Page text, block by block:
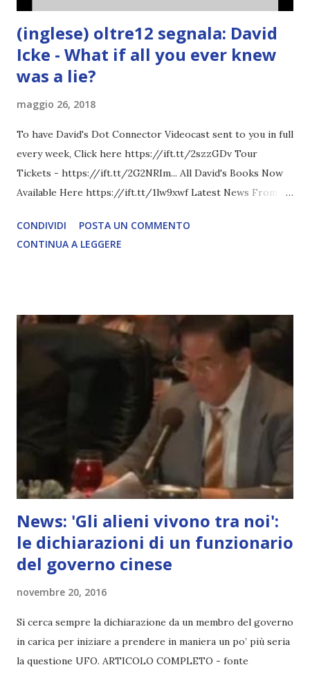
(inglese) oltre12 segnala: David
Icke - What if all you ever knew
was a lie?
maggio 26, 2018
To have David's Dot Connector Videocast sent to you in full
every week, Click here https://ift.tt/2szzGDv Tour
Tickets - https://ift.tt/2G2NRIm... All David's Books Now
Available Here https://ift.tt/1lw9xwf Latest News From
COMPLETO - fonte
CONDIVIDI
POSTA UN COMMENTO
CONTINUA A LEGGERE
News: 'Gli alieni vivono tra noi':
le dichiarazioni di un funzionario
del governo cinese
novembre 20, 2016
Si cerca sempre la dichiarazione da un membro del governo
in carica per iniziare a prendere in maniera un po’ più seria
la questione UFO. ARTICOLO COMPLETO - fonte